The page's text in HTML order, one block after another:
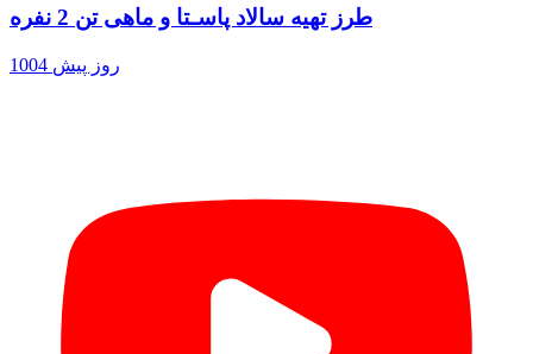
طرز تهیه سالاد پاسـتا و ماهی تن 2 نفره
1004 روز پیش